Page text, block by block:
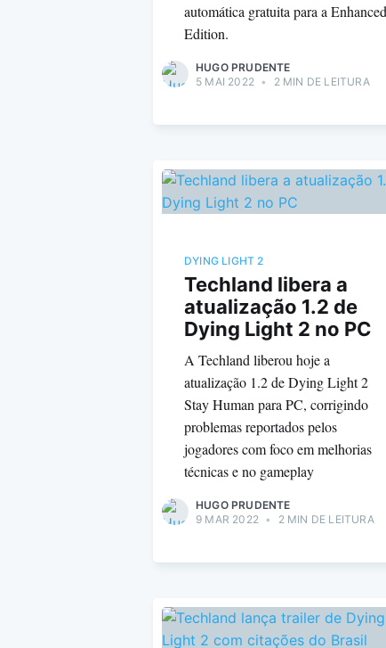
automática gratuita para a Enhanced
Edition.
HUGO PRUDENTE
5 MAI 2022 • 2 MIN DE LEITURA
DYING LIGHT 2
Techland libera a
atualização 1.2 de
Dying Light 2 no PC
A Techland liberou hoje a
atualização 1.2 de Dying Light 2
Stay Human para PC, corrigindo
problemas reportados pelos
jogadores com foco em melhorias
técnicas e no gameplay
HUGO PRUDENTE
9 MAR 2022 • 2 MIN DE LEITURA